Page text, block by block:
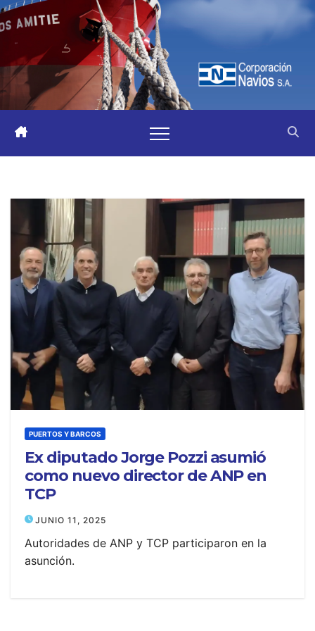
PUERTOS Y BARCOS
Ex diputado Jorge Pozzi asumió
como nuevo director de ANP en
TCP
JUNIO 11, 2025
Autoridades de ANP y TCP participaron en la
asunción.